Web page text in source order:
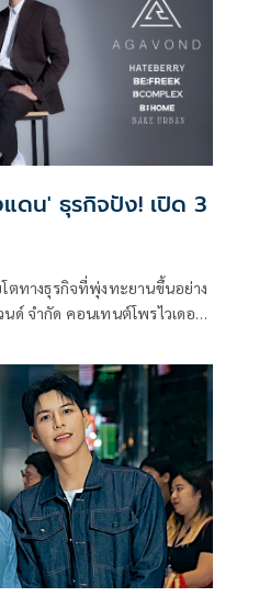
ดน' ธุรกิจปัง! เปิด 3
ตทางธุรกิจที่พุ่งทะยานขึ้นอย่าง
ด์ จำกัด คอนเทนต์โพรไวเดอร์
), พี่จอง (จอง คยองแท), น้อง
อิง นุชนารถ